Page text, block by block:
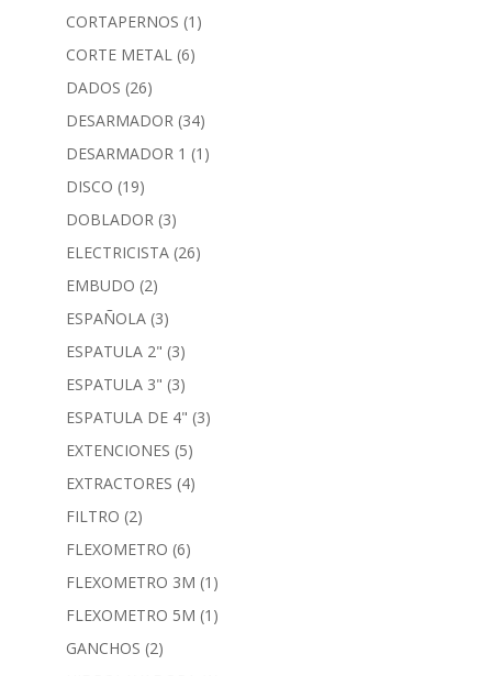
CORTAPERNOS (1)
CORTE METAL (6)
DADOS (26)
DESARMADOR (34)
DESARMADOR 1 (1)
DISCO (19)
DOBLADOR (3)
ELECTRICISTA (26)
EMBUDO (2)
ESPAÑOLA (3)
ESPATULA 2" (3)
ESPATULA 3" (3)
ESPATULA DE 4" (3)
EXTENCIONES (5)
EXTRACTORES (4)
FILTRO (2)
FLEXOMETRO (6)
FLEXOMETRO 3M (1)
FLEXOMETRO 5M (1)
GANCHOS (2)